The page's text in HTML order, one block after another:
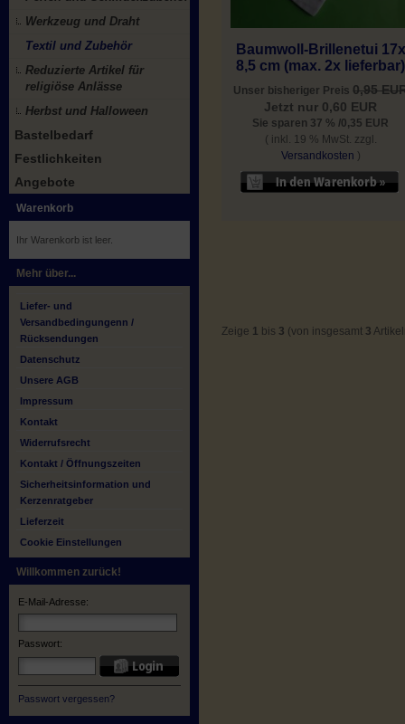
Werkzeug und Draht
Textil und Zubehör
Reduzierte Artikel für
religiöse Anlässe
Herbst und Halloween
Bastelbedarf
Festlichkeiten
Angebote
Warenkorb
Ihr Warenkorb ist leer.
Mehr über...
Liefer- und
Versandbedingungenn /
Rücksendungen
Datenschutz
Unsere AGB
Impressum
Kontakt
Widerrufsrecht
Kontakt / Öffnungszeiten
Sicherheitsinformation und
Kerzenratgeber
Lieferzeit
Cookie Einstellungen
Willkommen zurück!
E-Mail-Adresse:
Passwort:
Passwort vergessen?
Baumwoll-Brillenetui 17x
8,5 cm (max. 2x lieferbar)
Unser bisheriger Preis0,95
Jetzt nur 0,60 EUR
Sie sparen 37 % /0,35 EUR
( inkl. 19 % MwSt. zzgl.
Versandkosten )
Zeige 1 bis 3 (von insgesamt 3